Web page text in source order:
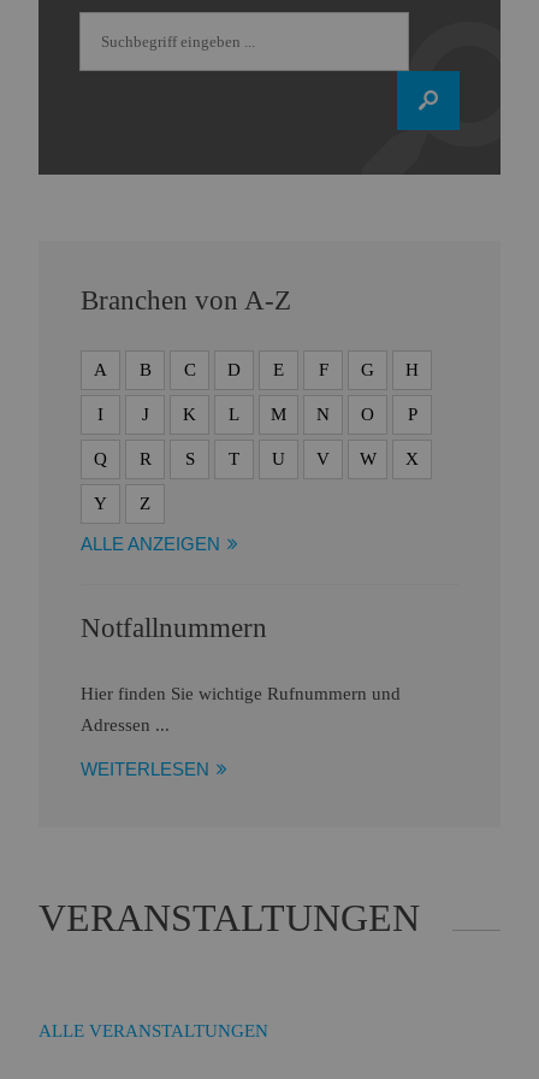
Branchen von A-Z
A B C D E F G H
I J K L M N O P
Q R S T U V W X
Y Z
ALLE ANZEIGEN
Notfallnummern
Hier finden Sie wichtige Rufnummern und
Adressen ...
WEITERLESEN
VERANSTALTUNGEN
ALLE VERANSTALTUNGEN